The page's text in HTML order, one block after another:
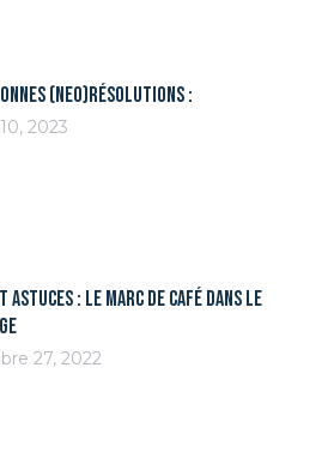
(Neo)résolutions :
2023
astuces : Le marc de café dans le
27, 2022